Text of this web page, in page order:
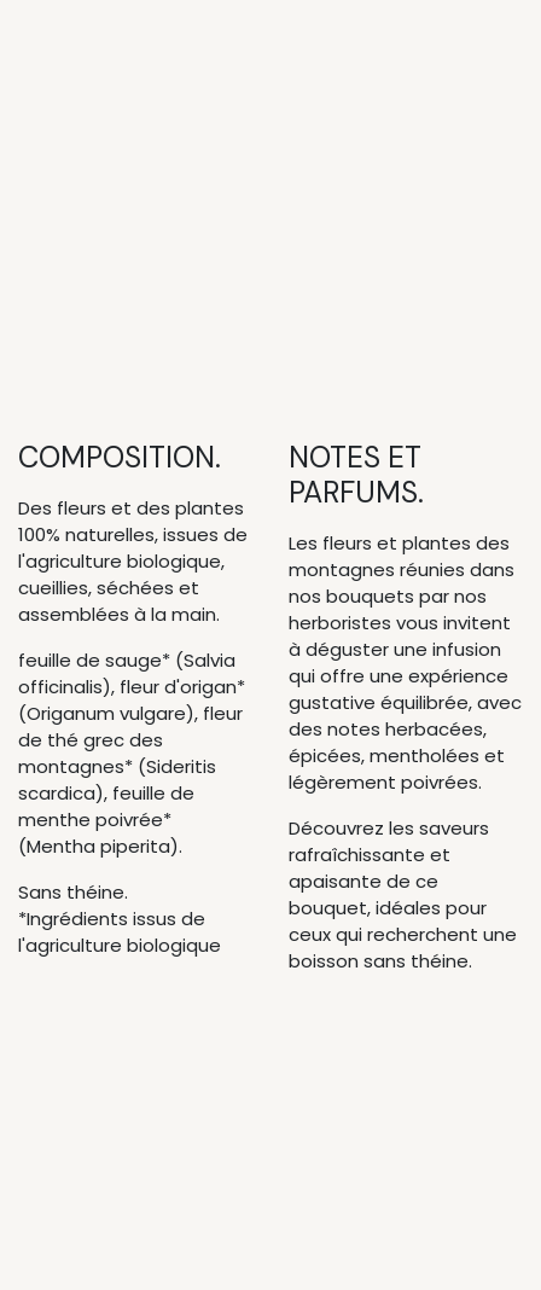
COMPOSITION.
Des fleurs et des plantes
100% naturelles, issues de
l'agriculture biologique,
cueillies, séchées et
assemblées à la main.
feuille de sauge* (Salvia
officinalis), fleur d'origan*
(Origanum vulgare), fleur
de thé grec des
montagnes* (Sideritis
scardica), feuille de
menthe poivrée*
(Mentha piperita).
Sans théine.
*Ingrédients issus de
l'agriculture biologique
NOTES ET
PARFUMS.
Les fleurs et plantes des
montagnes réunies dans
nos bouquets par nos
herboristes vous invitent
à déguster une infusion
qui offre une expérience
gustative équilibrée, avec
des notes herbacées,
épicées, mentholées et
légèrement poivrées.
Découvrez les saveurs
rafraîchissante et
apaisante de ce
bouquet, idéales pour
ceux qui recherchent une
boisson sans théine.